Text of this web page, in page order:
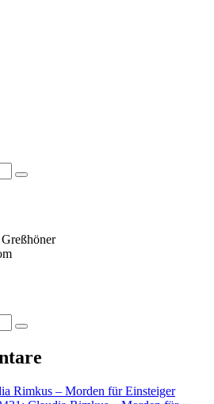
Suchen
Suchen
Rimkus – Morden für Einsteiger